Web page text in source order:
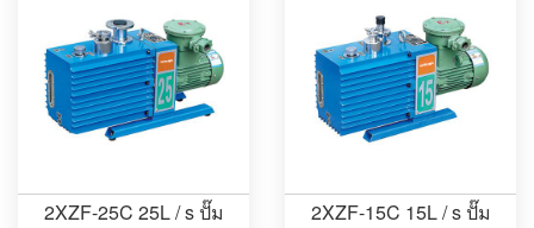
2XZF-25C 25L / s ปั๊ม
2XZF-15C 15L / s ปั๊ม